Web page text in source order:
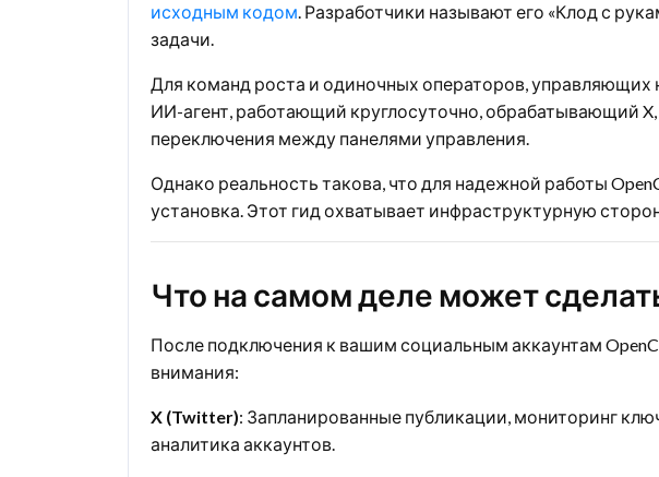
исходным кодом. Разработчики называют его «Клод с
задачи.
Для команд роста и одиночных операторов,
ИИ-агент, работающий круглосуточно, обрабатывающий
переключения между панелями управления.
Однако реальность такова, что для надежной работы
установка. Этот гид охватывает инфраструктурную
Что на самом деле может
После подключения к вашим социальным аккаунтам
внимания:
X (Twitter): Запланированные публикации, мониторинг
аналитика аккаунтов.